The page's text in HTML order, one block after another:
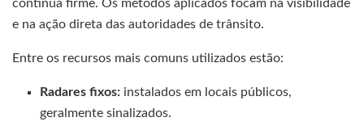
continua firme. Os métodos aplicados focam na visibilidade
e na ação direta das autoridades de trânsito.
Entre os recursos mais comuns utilizados estão:
Radares fixos: instalados em locais públicos,
geralmente sinalizados.